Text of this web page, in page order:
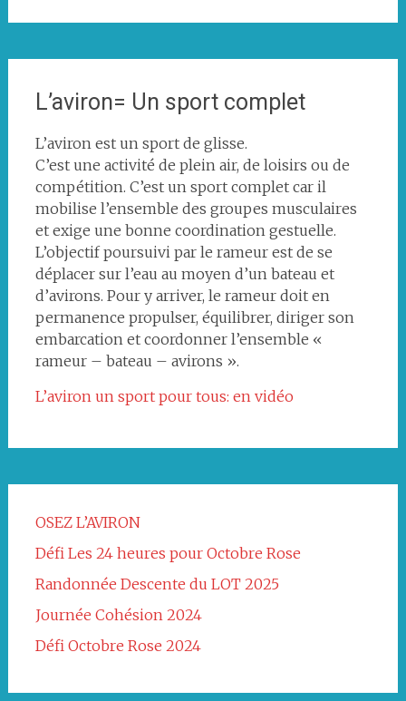
L’aviron= Un sport complet
L’aviron est un sport de glisse.
C’est une activité de plein air, de loisirs ou de
compétition. C’est un sport complet car il
mobilise l’ensemble des groupes musculaires
et exige une bonne coordination gestuelle.
L’objectif poursuivi par le rameur est de se
déplacer sur l’eau au moyen d’un bateau et
d’avirons. Pour y arriver, le rameur doit en
permanence propulser, équilibrer, diriger son
embarcation et coordonner l’ensemble «
rameur – bateau – avirons ».
L’aviron un sport pour tous: en vidéo
OSEZ L’AVIRON
Défi Les 24 heures pour Octobre Rose
Randonnée Descente du LOT 2025
Journée Cohésion 2024
Défi Octobre Rose 2024